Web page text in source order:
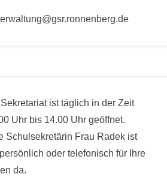
ist täglich in der Zeit
Uhr bis 14.00 Uhr geöffnet.
Schulsekretärin Frau Radek ist
oder telefonisch für Ihre
da.